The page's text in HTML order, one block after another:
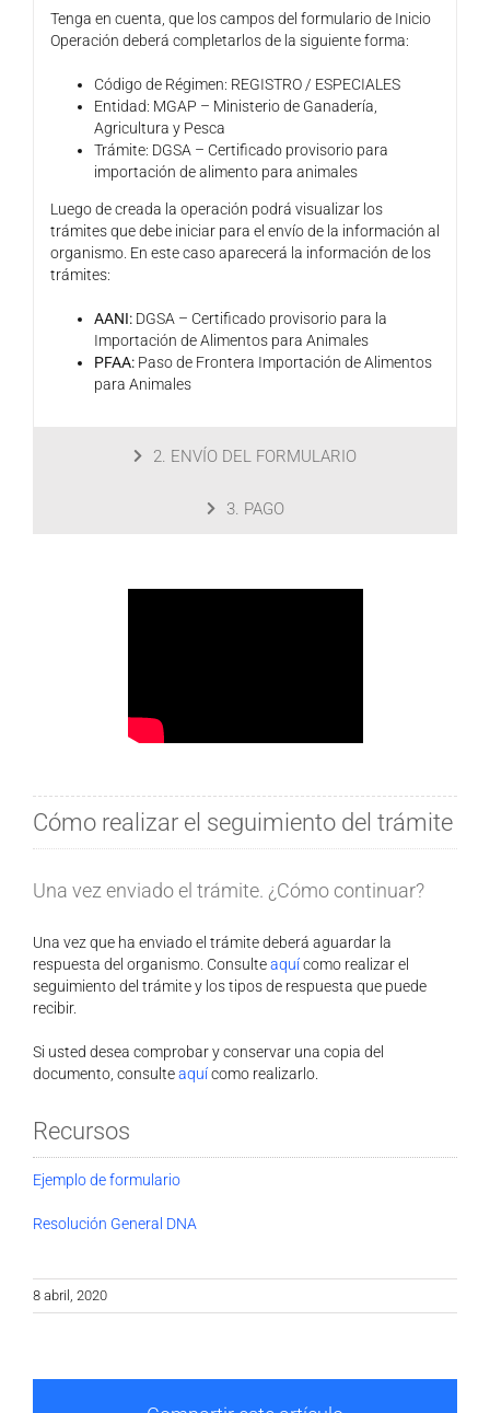
Tenga en cuenta, que los campos del formulario de Inicio
Operación deberá completarlos de la siguiente forma:
Código de Régimen: REGISTRO / ESPECIALES
Entidad: MGAP – Ministerio de Ganadería,
Agricultura y Pesca
Trámite: DGSA – Certificado provisorio para
importación de alimento para animales
Luego de creada la operación podrá visualizar los
trámites que debe iniciar para el envío de la información al
organismo. En este caso aparecerá la información de los
trámites:
AANI: DGSA – Certificado provisorio para la
Importación de Alimentos para Animales
PFAA: Paso de Frontera Importación de Alimentos
para Animales
2. ENVÍO DEL FORMULARIO
3. PAGO
Cómo realizar el seguimiento del trámite
Una vez enviado el trámite. ¿Cómo continuar?
Una vez que ha enviado el trámite deberá aguardar la
respuesta del organismo. Consulteaquícomo realizar el
seguimiento del trámite y los tipos de respuesta que puede
recibir.
Si usted desea comprobar y conservar una copia del
documento, consulteaquícomo realizarlo.
Recursos
Ejemplo de formulario
Resolución General DNA
8 abril, 2020